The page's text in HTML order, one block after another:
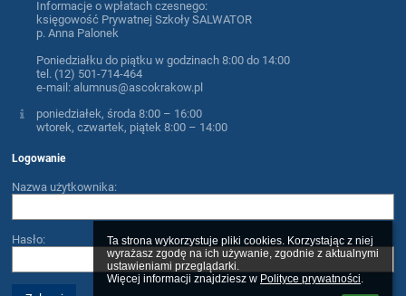
Ta strona wykorzystuje pliki cookies. Korzystając z niej
wyrażasz zgodę na ich używanie, zgodnie z aktualnymi
ustawieniami przeglądarki.
Więcej informacji znajdziesz w Polityce prywatności.
Informacje o wpłatach czesnego:
księgowość Prywatnej Szkoły SALWATOR
p. Anna Palonek
Poniedziałku do piątku w godzinach 8:00 do 14:00
tel. (12) 501-714-464
e-mail: alumnus@ascokrakow.pl
poniedziałek, środa 8:00 – 16:00
wtorek, czwartek, piątek 8:00 – 14:00
Logowanie
Nazwa użytkownika:
Hasło: